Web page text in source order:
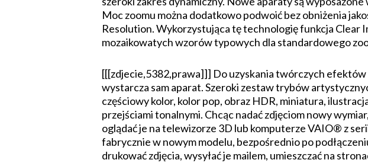
Moc zoomu można dodatkowo podwoić bez obniżenia
Resolution. Wykorzystująca tę technologię funkcja Clear
mozaikowatych wzorów typowych dla standardowego
[[[zdjecie,5382,prawa]]] Do uzyskania twórczych
wystarcza sam aparat. Szeroki zestaw trybów
częściowy kolor, kolor pop, obraz HDR, miniatura,
przejściami tonalnymi. Chcąc nadać zdjęciom nowy
oglądać je na telewizorze 3D lub komputerze VAIO® z
fabrycznie w nowym modelu, bezpośrednio po
drukować zdjęcia, wysyłać je mailem, umieszczać na